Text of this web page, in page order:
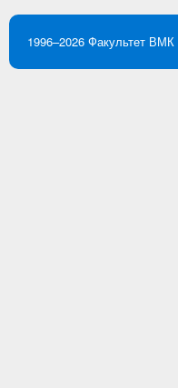
1996–2026 Факультет ВМК